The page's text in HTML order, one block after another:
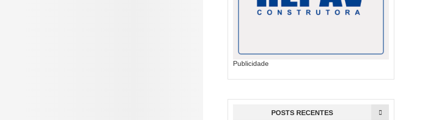
Publicidade
POSTS RECENTES